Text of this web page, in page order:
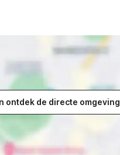
ontdek de directe omgeving